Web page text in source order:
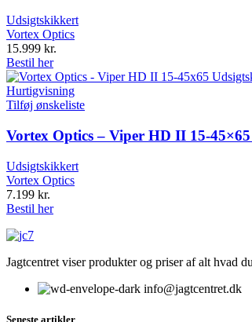
Udsigtskikkert
Vortex Optics
15.999 kr.
Bestil her
Hurtigvisning
Tilføj ønskeliste
Vortex Optics – Viper HD II 15-
Udsigtskikkert
Vortex Optics
7.199 kr.
Bestil her
Jagtcentret viser produkter og priser af alt hvad
info@jagtcentret.dk
Seneste artikler